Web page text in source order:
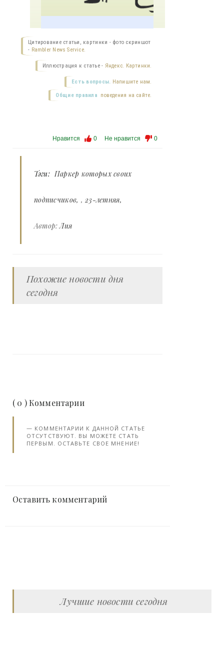
Цитирование статьи, картинки - фото скриншот
- Rambler News Service.
Иллюстрация к статье - Яндекс. Картинки.
Есть вопросы. Напишите нам.
Общие правила поведения на сайте.
Нравится 0 Не нравится 0
Тэги: Паркер которых своих
подписчиков ,23-летняя
Автор:Лия
Похожие новости дня
сегодня
( 0 ) Комментарии
КОММЕНТАРИИ К ДАННОЙ СТАТЬЕ
ОТСУТСТВУЮТ. ВЫ МОЖЕТЕ СТАТЬ
ПЕРВЫМ. ОСТАВЬТЕ СВОЕ МНЕНИЕ!
Оставить комментарий
Лучшие новости сегодня